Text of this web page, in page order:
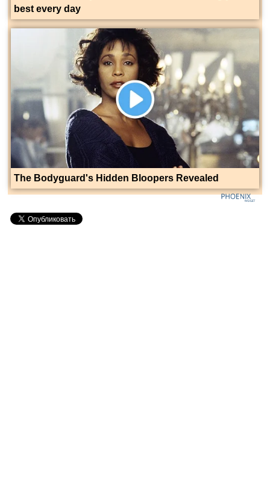
best every day
The Bodyguard's Hidden Bloopers Revealed